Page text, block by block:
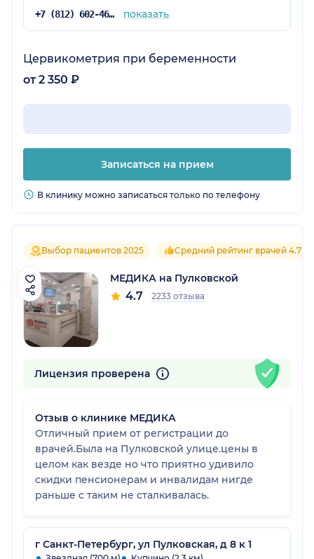
момент был не очень приятный. В остальном
+7 (812) 602-46-34 показать
Цервикометрия при беременности
от 2 350 ₽
Записаться на прием
В клинику можно записаться только по телефону
Выбор пациентов 2025 Средний рейтинг врачей 4.7
МЕДИКА на Пулковской
4.7 2233 отзыва
Лицензия проверена
Отзыв о клинике МЕДИКА
Отличный прием от регистрации до
врачей.Была на Пулковской улице.цены в
целом как везде но что приятно удивило
скидки пенсионерам и инвалидам нигде
раньше с таким не сталкивалась.
г Санкт-Петербург, ул Пулковская, д 8 к 1